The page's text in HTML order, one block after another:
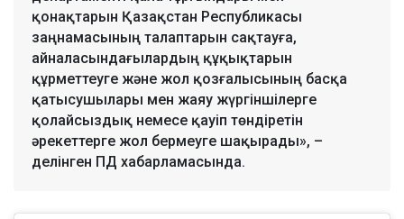
қонақтарын Қазақстан Республикасы
заңнамасының талаптарын сақтауға,
айналасындағылардың құқықтарын
құрметтеуге және жол қозғалысының басқа
қатысушылары мен жаяу жүргіншілерге
қолайсыздық немесе қауіп төндіретін
әрекеттерге жол бермеуге шақырады», –
делінген ПД хабарламасында.